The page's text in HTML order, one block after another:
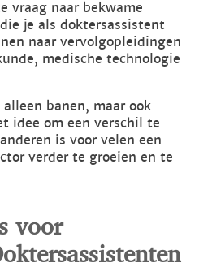
vraag naar bekwame
je als doktersassistent
naar vervolgopleidingen
medische technologie
banen, maar ook
idee om een verschil te
is voor velen een
verder te groeien en te
voor